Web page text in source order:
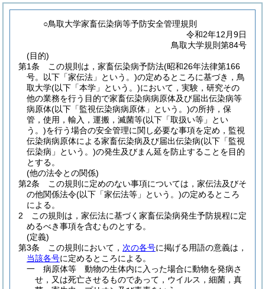
○鳥取大学家畜伝染病等予防安全管理規則
令和2年12月9日
鳥取大学規則第84号
(目的)
第1条
この規則は，家畜伝染病予防法(昭和26年法律第166
号。以下「家伝法」という。)の定めるところに基づき，鳥
取大学(以下「本学」という。)において，実験，研究その
他の業務を行う目的で家畜伝染病病原体及び届出伝染病等
病原体(以下「監視伝染病病原体」という。)の所持，保
管，使用，輸入，運搬，滅菌等(以下「取扱い等」とい
う。)を行う場合の安全管理に関し必要な事項を定め，監視
伝染病病原体による家畜伝染病及び届出伝染病(以下「監視
伝染病」という。)の発生及びまん延を防止することを目的
とする。
(他の法令との関係)
第2条
この規則に定めのない事項については，家伝法及びそ
の他関係法令(以下「家伝法等」という。)の定めるところ
による。
2
この規則は，家伝法に基づく家畜伝染病発生予防規程に定
めるべき事項を含むものとする。
(定義)
第3条
この規則において， 次の各号に掲げる用語の意義は，
当該各号に定めるところによる。
一
病原体等 動物の生体内に入った場合に動物を発病さ
せ，又は死亡させるものであって，ウイルス，細菌，真